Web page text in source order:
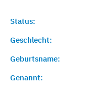
Status:
Geschlecht:
Geburtsname:
Genannt: